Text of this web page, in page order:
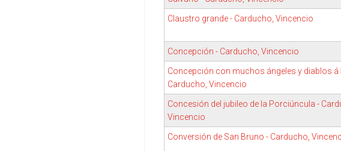
Claustro grande - Carducho, Vincencio
Concepción - Carducho, Vincencio
Concepción con muchos ángeles y diablos á
Carducho, Vincencio
Concesión del jubileo de la Porciúncula -
Vincencio
Conversión de San Bruno - Carducho,